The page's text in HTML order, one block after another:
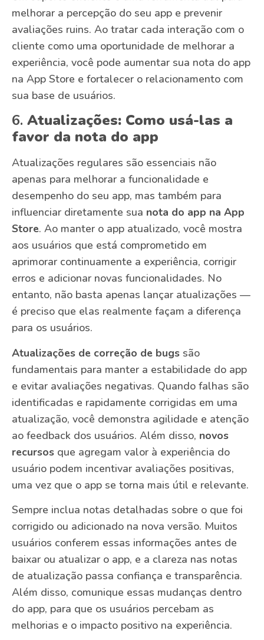
melhorar a percepção do seu app e prevenir
avaliações ruins. Ao tratar cada interação com o
cliente como uma oportunidade de melhorar a
experiência, você pode aumentar sua nota do app
na App Store e fortalecer o relacionamento com
sua base de usuários.
6. Atualizações: Como usá-las a
favor da nota do app
Atualizações regulares são essenciais não
apenas para melhorar a funcionalidade e
desempenho do seu app, mas também para
influenciar diretamente sua nota do app na App
Store. Ao manter o app atualizado, você mostra
aos usuários que está comprometido em
aprimorar continuamente a experiência, corrigir
erros e adicionar novas funcionalidades. No
entanto, não basta apenas lançar atualizações —
é preciso que elas realmente façam a diferença
para os usuários.
Atualizações de correção de bugs são
fundamentais para manter a estabilidade do app
e evitar avaliações negativas. Quando falhas são
identificadas e rapidamente corrigidas em uma
atualização, você demonstra agilidade e atenção
ao feedback dos usuários. Além disso, novos
recursos que agregam valor à experiência do
usuário podem incentivar avaliações positivas,
uma vez que o app se torna mais útil e relevante.
Sempre inclua notas detalhadas sobre o que foi
corrigido ou adicionado na nova versão. Muitos
usuários conferem essas informações antes de
baixar ou atualizar o app, e a clareza nas notas
de atualização passa confiança e transparência.
Além disso, comunique essas mudanças dentro
do app, para que os usuários percebam as
melhorias e o impacto positivo na experiência.